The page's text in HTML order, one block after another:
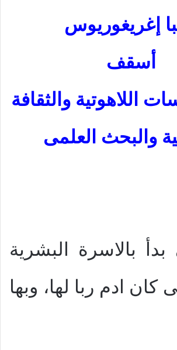
إغريغوريوس
أسقف
اللاهوتية والثقافة
والبحث العلمى
بدأ بالاسرة البشرية
كان ادم ربا لها، وبها